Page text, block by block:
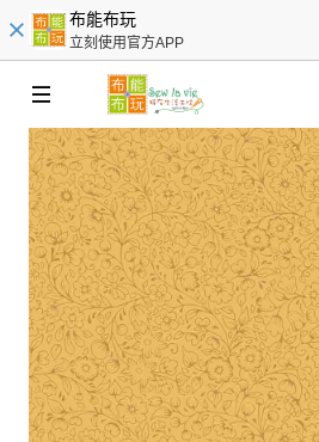
布能布玩
立刻使用官方APP